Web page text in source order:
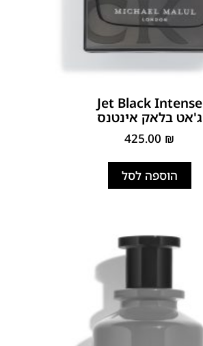
Jet Black Intense
ג'אט בלאק אינטנס
425.00 ₪
הוספה לסל